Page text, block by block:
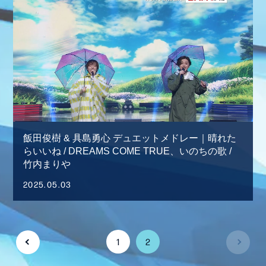
飯田俊樹 & 具島勇心 デュエットメドレー｜晴れた
らいいね / DREAMS COME TRUE、いのちの歌 /
竹内まりや
2025.05.03
1 2